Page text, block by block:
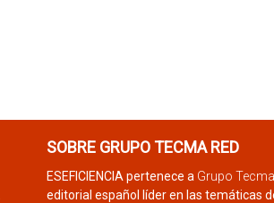
SOBRE GRUPO TECMA RED
ESEFICIENCIA pertenece a Grupo
editorial español líder en las temáticas